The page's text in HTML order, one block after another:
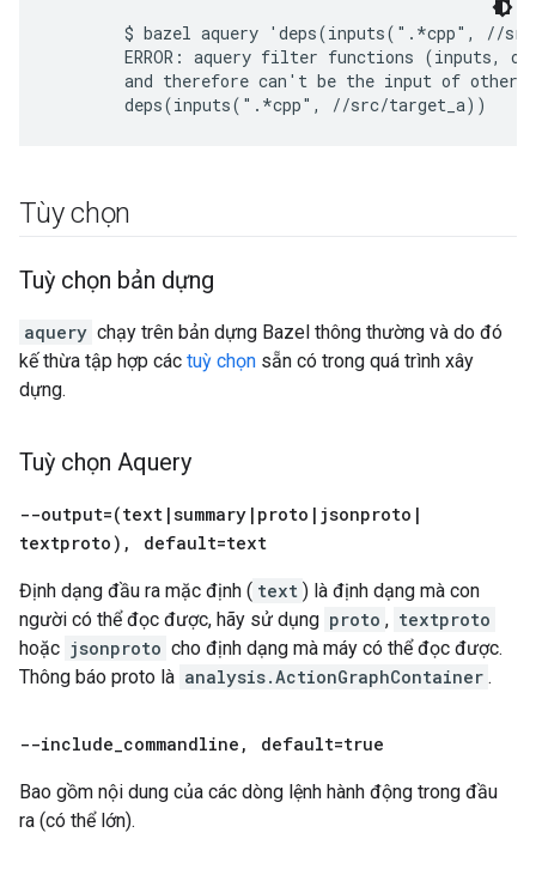
$ bazel aquery 'deps(inputs(".*cpp", //
ERROR: aquery filter functions (inputs,
and therefore can't be the input of other
Tùy chọn
Tuỳ chọn bản dựng
aquery chạy trên bản dựng Bazel thông thường và do đó
kế thừa tập hợp các tuỳ chọn sẵn có trong quá trình xây
dựng.
Tuỳ chọn Aquery
--output=(text |summary | proto | jsonproto |
textproto) , default=text
Định dạng đầu ra mặc định ( text ) là định dạng mà con
người có thể đọc được, hãy sử dụng proto , textproto
hoặc jsonproto cho định dạng mà máy có thể đọc được.
Thông báo proto là analysis.ActionGraphContainer .
--include_commandline , default=true
Bao gồm nội dung của các dòng lệnh hành động trong đầu
ra (có thể lớn).